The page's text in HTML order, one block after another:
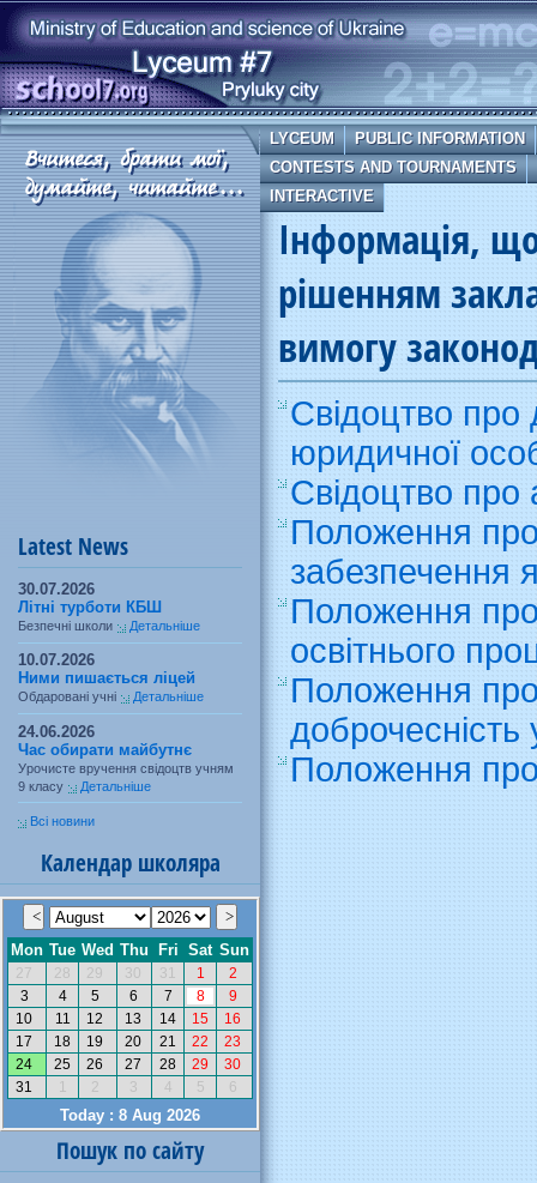
Latest News
30.07.2026
Літні турботи КБШ
Безпечні школи Детальніше
10.07.2026
Ними пишається ліцей
Обдаровані учні Детальніше
24.06.2026
Час обирати майбутнє
Урочисте вручення свідоцтв учням
9 класу
Детальніше
Всі новини
Календар школяра
Пошук по сайту
LYCEUM
PUBLIC INFORMATION
CONTESTS AND TOURNAMENTS
INTERACTIVE
Інформація,
рішенням
вимогу
Свідоцтво про
юридичної
Свідоцтво про
Положення
забезпечення
Положення про
освітнього
Положення
Положення